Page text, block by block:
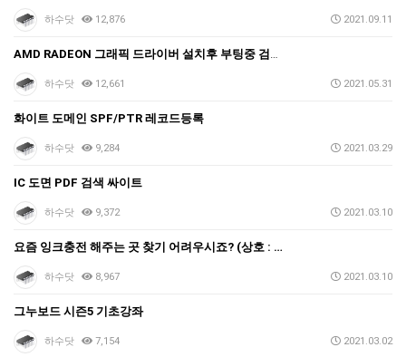
하수닷 12,876 2021.09.11
AMD RADEON 그래픽 드라이버 설치후 부팅중 검은…
하수닷 12,661 2021.05.31
화이트 도메인 SPF/PTR 레코드등록
하수닷 9,284 2021.03.29
IC 도면 PDF 검색 싸이트
하수닷 9,372 2021.03.10
요즘 잉크충전 해주는 곳 찾기 어려우시죠? (상호 : …
하수닷 8,967 2021.03.10
그누보드 시즌5 기초강좌
하수닷 7,154 2021.03.02